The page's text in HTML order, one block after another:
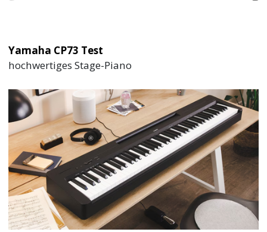
Yamaha CP73 Test
hochwertiges Stage-Piano